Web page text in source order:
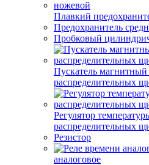
Плавкий
Предохранитель
Пробковый
Пускатель
распределительных
Регулятор
распределительных
Резистор
аналоговое